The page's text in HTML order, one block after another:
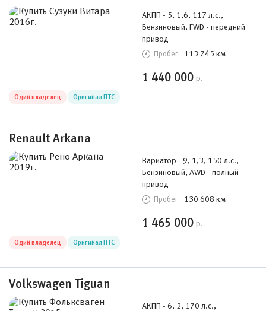
АКПП - 5, 1,6, 117 л.с.,
Бензиновый, FWD - передний
привод
Пробег: 113 745 км
1 440 000 р.
Один владелец Оригинал ПТС
Renault Arkana
Вариатор - 9, 1,3, 150 л.с.,
Бензиновый, AWD - полный
привод
Пробег: 130 608 км
1 465 000 р.
Один владелец Оригинал ПТС
Volkswagen Tiguan
АКПП - 6, 2, 170 л.с.,